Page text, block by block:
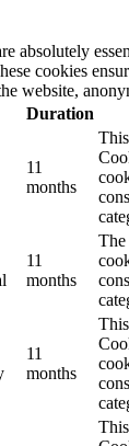
absolutely
cookies
website,
Duration
11
months
11
months
The
11
months